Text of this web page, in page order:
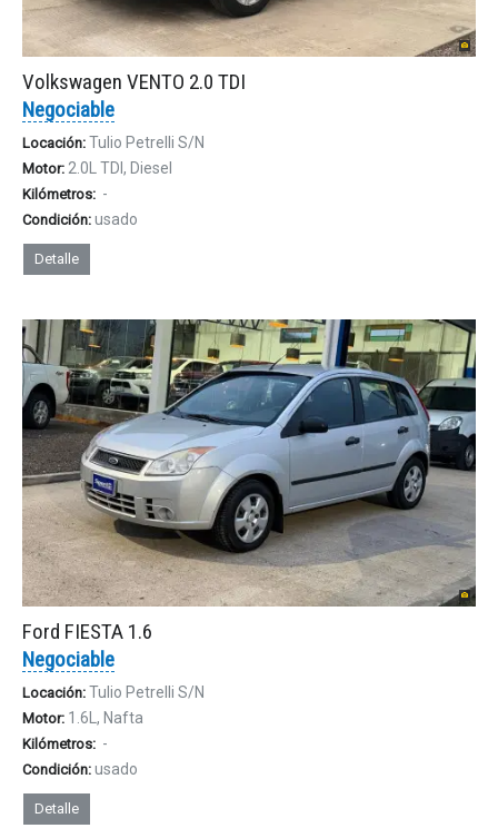
Volkswagen VENTO 2.0 TDI
Negociable
Locación: Tulio Petrelli S/N
Motor: 2.0L TDI, Diesel
Kilómetros: -
Condición: usado
Detalle
Ford FIESTA 1.6
Negociable
Locación: Tulio Petrelli S/N
Motor: 1.6L, Nafta
Kilómetros: -
Condición: usado
Detalle